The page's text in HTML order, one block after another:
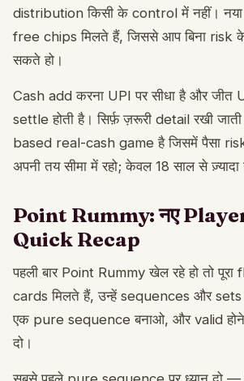
distribution किसी के control में नहीं। नया
free chips मिलते हैं, जिससे आप बिना risk
सकते हो।
Cash add करना UPI पर सीधा है और जीत
settle होती है। सिर्फ़ ज़रूरी detail रखी
based real-cash game है जिसमें पैसा
अपनी तय सीमा में रहो; केवल 18 साल से ज़्यादा
Point Rummy: नए
Quick Recap
पहली बार Point Rummy खेल रहे हो तो
cards मिलते हैं, उन्हें sequences और
एक pure sequence बनाओ, और valid
दो।